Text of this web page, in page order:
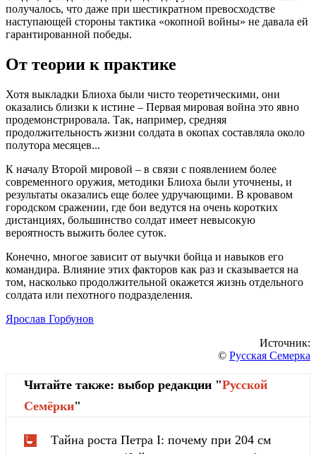
получалось, что даже при шестикратном превосходстве
наступающей стороны тактика «окопной войны» не давала ей
гарантированной победы.
От теории к практике
Хотя выкладки Блиоха были чисто теоретическими, они
оказались близки к истине – Первая мировая война это явно
продемонстрировала. Так, например, средняя
продолжительность жизни солдата в окопах составляла около
полутора месяцев...
К началу Второй мировой – в связи с появлением более
современного оружия, методики Блиоха были уточнены, и
результаты оказались еще более удручающими. В кровавом
городском сражении, где бои ведутся на очень коротких
дистанциях, большинство солдат имеет невысокую
вероятность выжить более суток.
Конечно, многое зависит от выучки бойца и навыков его
командира. Влияние этих факторов как раз и сказывается на
том, насколько продолжительной окажется жизнь отдельного
солдата или пехотного подразделения.
Ярослав Горбунов
Источник:
© Русская Семерка
Читайте также: выбор редакции "Русской
Cемёрки"
Тайна роста Петра I: почему при 204 см